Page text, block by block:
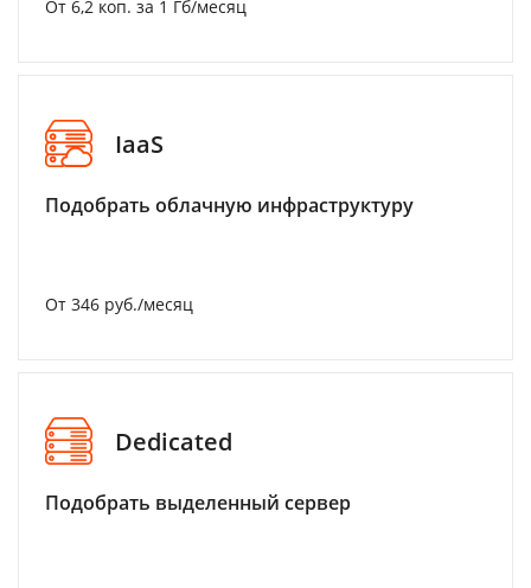
От 6,2 коп. за 1 Гб/месяц
IaaS
Подобрать облачную инфраструктуру
От 346 руб./месяц
Dedicated
Подобрать выделенный сервер